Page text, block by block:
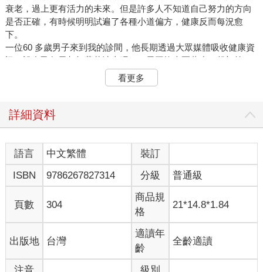
衰老，過上更有活力的未來。但是許多人不知道自己努力的方向
是否正確，有時候明明試遍了各種小道偏方，健康反而每況愈
下。
一位60 多歲男子來到我的診間，他長期透過大眾媒體吸收健康資
訊，說自己每天都打蔬菜汁來喝，一天平均走兩萬步。起初第一
個月的狀況非常好，但是短短一年內，體重就降了10 公斤以上，
體力越來越差。這其實是自己造成的肌少症。面對這一個案，我
來看看另一位60 多歲女子的情況，她的身體組成分析顯示缺乏肌
充品只會變成熱量並形成脂肪堆積。這種情況應立即停止蛋白質
補充品的攝取，養成從事高強度肌力訓練和有氧運動的習慣。
還有一位70 歲出頭的男子，長期勤跑健身房，對自己的肌力訓練
引以為傲，卻因為身體嚴重失衡，造成全身性的肌肉骨骼疼痛。
許多醫療團隊勸他停止肌力訓練和走路，但是一個人如果不能走
路，不就代表下半輩子都得躺在床上了嗎？
健康的生活習慣只是我們達成自己設定的目標的一種手段，重要
的是如何調整並且養成習慣，然而令人惋惜的是，針對廣大聽眾
的節目或健康講座，並沒有辦法告訴人們各種可能的風險。結果
便是人們盲目跟從節目或大眾媒體，做著不適合自己身體的活
看更多
詳細資料
語言 中文繁體
裝訂
ISBN
9786267827314 分級 普通級
頁數 304
商品規
格
21*14.8*1.84
出版地 台灣
適讀年
齡
全齡適讀